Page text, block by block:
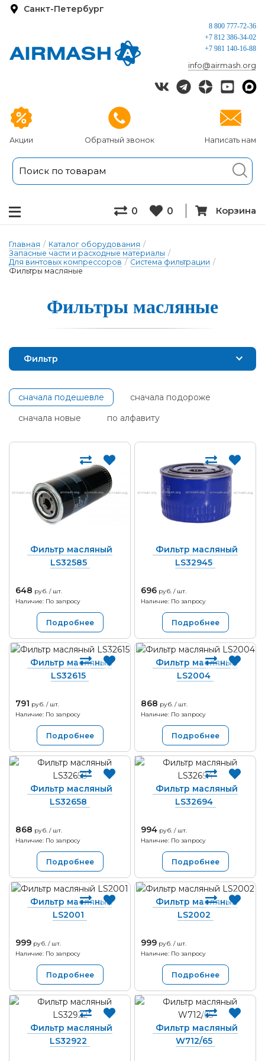
Санкт-Петербург
Акции Обратный звонок Написать нам
8 800 777-72-36
+7 812 386-34-02
+7 981 140-16-88
info@airmash.org
0 0 Корзина
Главная / Каталог оборудования /
Запасные части и расходные материалы /
Для винтовых компрессоров / Система фильтрации /
Фильтры масляные
Фильтры масля­ные
Фильтр
сначала подешевле
сначала подороже
сначала новые
по алфавиту
Фильтр масляный
LS32585
648 руб. / шт.
Наличие: По запросу
Подробнее
Фильтр масляный
LS32945
696 руб. / шт.
Наличие: По запросу
Подробнее
Фильтр масляный
LS32615
791 руб. / шт.
Наличие: По запросу
Подробнее
Фильтр масляный
LS2004
868 руб. / шт.
Наличие: По запросу
Подробнее
Фильтр масляный
LS32658
868 руб. / шт.
Наличие: По запросу
Подробнее
Фильтр масляный
LS32694
994 руб. / шт.
Наличие: По запросу
Подробнее
Фильтр масляный
LS2001
999 руб. / шт.
Наличие: По запросу
Подробнее
Фильтр масляный
LS2002
999 руб. / шт.
Наличие: По запросу
Подробнее
Фильтр масляный
LS32922
Фильтр масляный
W712/65